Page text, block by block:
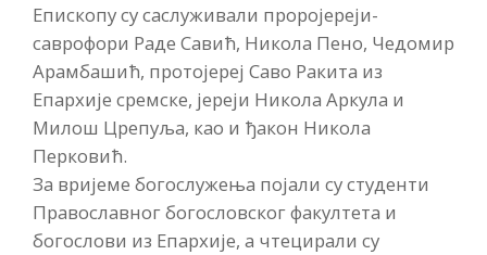
Епископу су саслуживали проројереји-
саврофори Раде Савић, Никола Пено, Чедомир
Арамбашић, протојереј Саво Ракита из
Епархије сремске, јереји Никола Аркула и
Милош Црепуља, као и ђакон Никола
Перковић.
За вријеме богослужења појали су студенти
Православног богословског факултета и
богослови из Епархије, а чтецирали су